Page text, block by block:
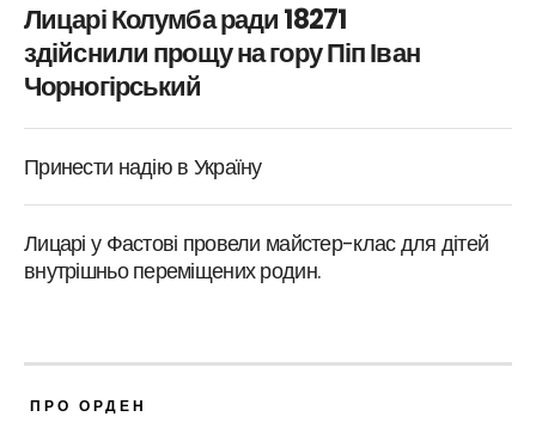
Лицарі Колумба ради 18271
здійснили прощу на гору Піп Іван
Чорногірський
Принести надію в Україну
Лицарі у Фастові провели майстер-клас для дітей
внутрішньо переміщених родин.
ПРО ОРДЕН